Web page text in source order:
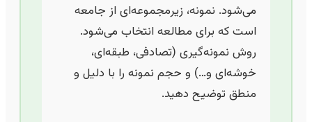
می‌شود. نمونه، زیرمجموعه‌ای از جامعه
است که برای مطالعه انتخاب می‌شود.
روش نمونه‌گیری (تصادفی، طبقه‌ای،
خوشه‌ای و…) و حجم نمونه را با دلیل و
منطق توضیح دهید.